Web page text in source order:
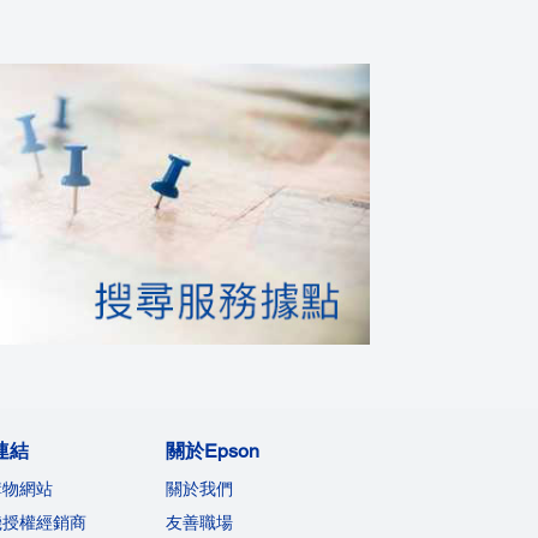
結
網站
權經銷商
關於Epson
關於我們
友善職場